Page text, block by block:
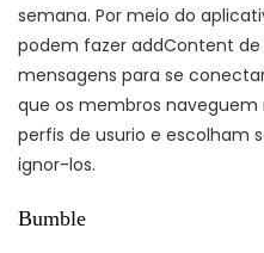
semana. Por meio do
podem fazer addContent
mensagens para se
que os membros
perfis de usurio e escolham
ignor-los.
Bumble